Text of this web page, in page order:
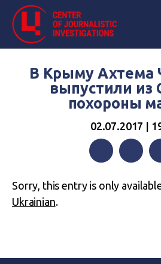
В Крыму Ахтема
выпустили из
похороны
02.07.2017 |
Sorry, this entry is only
Ukrainian.